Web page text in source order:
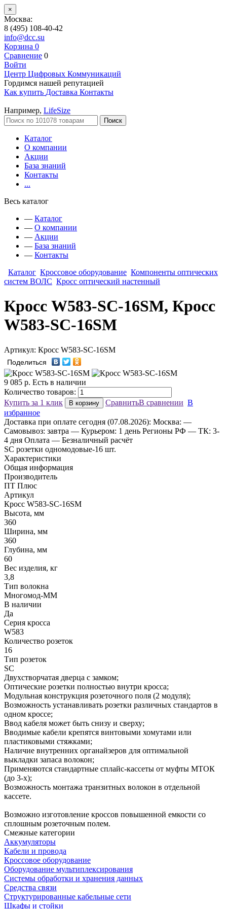
×
Москва:
8 (495) 108-40-42
info@dcc.su
Корзина 0
Сравнение 0
Войти
Центр Цифровых Коммуникаций
Гордимся нашей репутацией
Как купить Доставка Контакты
Например, LifeSize
Поиск
Каталог
О компании
Акции
База знаний
Контакты
...
Весь каталог
— Каталог
— О компании
— Акции
— База знаний
— Контакты
Каталог Кроссовое оборудование Компоненты оптических
систем ВОЛС Кросс оптический настенный
Кросс W583-SC-16SM, Кросс
W583-SC-16SM
Артикул: Кросс W583-SC-16SM
Поделиться
9 085 р. Есть в наличии
Количество товаров:
Купить за 1 клик
В корзину СравнитьВ сравнении В
избранное
Доставка при оплате сегодня (07.08.2026): Москва: —
Самовывоз: завтра — Курьером: 1 день Регионы РФ — ТК: 3-
4 дня Оплата — Безналичный расчёт
SC розетки одномодовые-16 шт.
Характеристики
Общая информация
Производитель
ПТ Плюс
Артикул
Кросс W583-SC-16SM
Высота, мм
360
Ширина, мм
360
Глубина, мм
60
Вес изделия, кг
3,8
Тип волокна
Многомод-MM
В наличии
Да
Серия кросса
W583
Количество розеток
16
Тип розеток
SC
Двухстворчатая дверца с замком;
Оптические розетки полностью внутри кросса;
Модульная конструкция розеточного поля (2 модуля);
Возможность устанавливать розетки различных стандартов в
одном кроссе;
Ввод кабеля может быть снизу и сверху;
Вводимые кабели крепятся винтовыми хомутами или
пластиковыми стяжками;
Наличие внутренних органайзеров для оптимальной
выкладки запаса волокон;
Применяются стандартные сплайс-кассеты от муфты МТОК
(до 3-х);
Возможность монтажа транзитных волокон в отдельной
кассете.
Возможно изготовление кроссов повышенной емкости со
сплошным розеточным полем.
Смежные категории
Аккумуляторы
Кабели и провода
Кроссовое оборудование
Оборудование мультиплексирования
Системы обработки и хранения данных
Средства связи
Структурированные кабельные сети
Шкафы и стойки